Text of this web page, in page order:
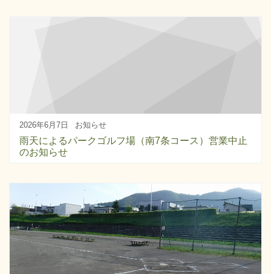
2026年6月7日 お知らせ
雨天によるパークゴルフ場（南7条コース）営業中止
のお知らせ